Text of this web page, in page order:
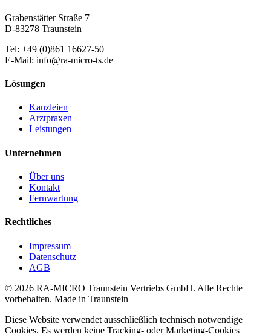
Grabenstätter Straße 7
D-83278 Traunstein
Tel: +49 (0)861 16627-50
E-Mail: info@ra-micro-ts.de
Lösungen
Kanzleien
Arztpraxen
Leistungen
Unternehmen
Über uns
Kontakt
Fernwartung
Rechtliches
Impressum
Datenschutz
AGB
© 2026 RA-MICRO Traunstein Vertriebs GmbH. Alle Rechte
vorbehalten. Made in Traunstein
Diese Website verwendet ausschließlich technisch notwendige
Cookies. Es werden keine Tracking- oder Marketing-Cookies